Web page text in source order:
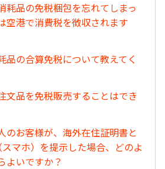
耗品の免税梱包を忘れてしまっ
空港で消費税を徴収されます
品の合算免税について教えてく
文品を免税販売することはでき
のお客様が、海外在住証明書と
マホ）を提示した場合、どのよ
よいですか？